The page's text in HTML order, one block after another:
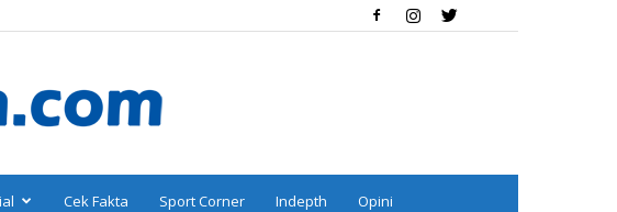
Cek Fakta Sport Corner Indepth Opini